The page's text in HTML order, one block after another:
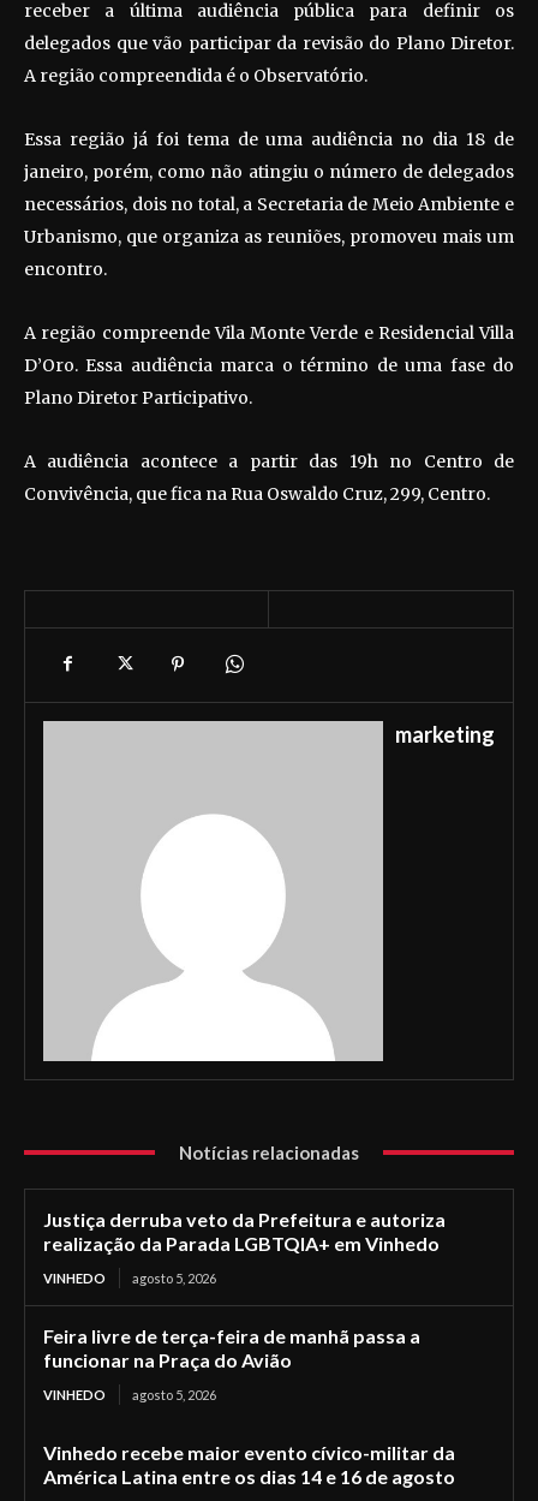
receber a última audiência pública para definir os
delegados que vão participar da revisão do Plano Diretor.
A região compreendida é o Observatório.
Essa região já foi tema de uma audiência no dia 18 de
janeiro, porém, como não atingiu o número de delegados
necessários, dois no total, a Secretaria de Meio Ambiente e
Urbanismo, que organiza as reuniões, promoveu mais um
encontro.
A região compreende Vila Monte Verde e Residencial Villa
D’Oro. Essa audiência marca o término de uma fase do
Plano Diretor Participativo.
A audiência acontece a partir das 19h no Centro de
Convivência, que fica na Rua Oswaldo Cruz, 299, Centro.
marketing
Notícias relacionadas
Justiça derruba veto da Prefeitura e autoriza
realização da Parada LGBTQIA+ em Vinhedo
VINHEDO agosto 5, 2026
Feira livre de terça-feira de manhã passa a
funcionar na Praça do Avião
VINHEDO agosto 5, 2026
Vinhedo recebe maior evento cívico-militar da
América Latina entre os dias 14 e 16 de agosto